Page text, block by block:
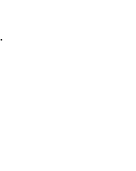
.